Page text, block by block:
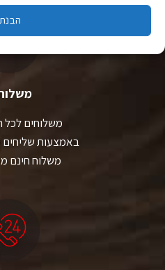
משלוחים לכל
באמצעות שליחים
משלוח חינם מעל